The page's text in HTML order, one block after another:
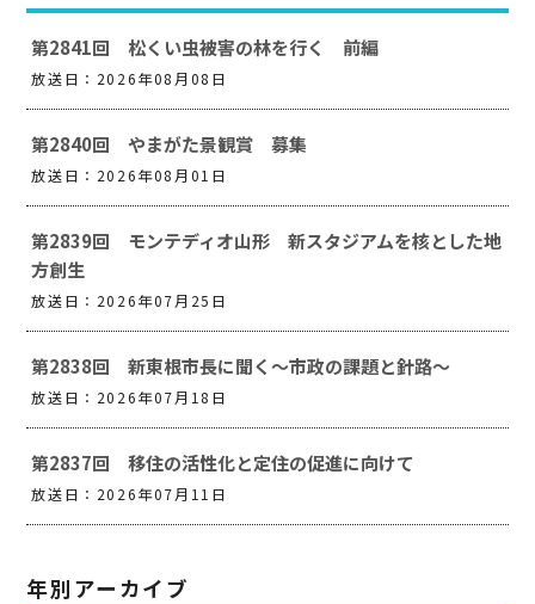
第2841回 松くい虫被害の林を行く 前編
放送日：2026年08月08日
第2840回 やまがた景観賞 募集
放送日：2026年08月01日
第2839回 モンテディオ山形 新スタジアムを核とした地
方創生
放送日：2026年07月25日
第2838回 新東根市長に聞く～市政の課題と針路～
放送日：2026年07月18日
第2837回 移住の活性化と定住の促進に向けて
放送日：2026年07月11日
年別アーカイブ